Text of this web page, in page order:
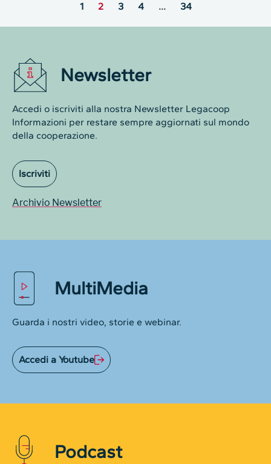
1 2 3 4 … 34
Newsletter
Accedi o iscriviti alla nostra Newsletter Legacoop
Informazioni per restare sempre aggiornati sul mondo
della cooperazione.
Iscriviti
Archivio Newsletter
MultiMedia
Guarda i nostri video, storie e webinar.
Accedi a Youtube
Podcast